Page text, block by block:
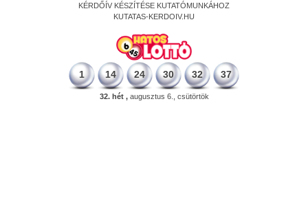
KÉRDŐÍV KÉSZÍTÉSE KUTATÓMUNKÁHOZ
KUTATAS-KERDOIV.HU
1 14 24 30 32 37
32. hét ,augusztus 6., csütörtök